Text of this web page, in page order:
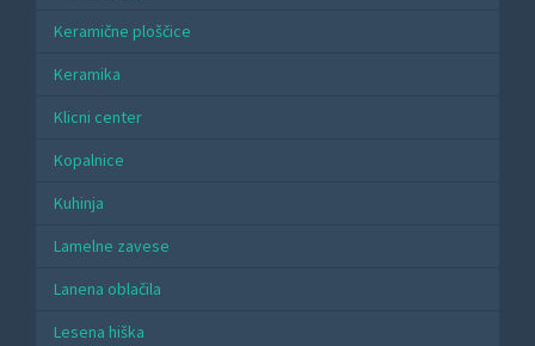
Keramične ploščice
Keramika
Klicni center
Kopalnice
Kuhinja
Lamelne zavese
Lanena oblačila
Lesena hiška